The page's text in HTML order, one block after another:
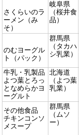
さくらいのラ
ーメン（み
そ）
岐阜県
（桜井食
品）
のむヨーグル
ト（パック）
群馬県
（タカハ
シ乳業）
牛乳・乳製品
よつ葉とろっ
となめらかヨ
ーグルト
北海道
（よつ葉
乳業）
その他食品
チキンコンソ
メスープ
群馬県
（ムソ
ー）